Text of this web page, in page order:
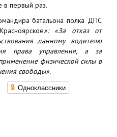
в первый раз.
батальона полка ДПС
»: «За отказ от
данному водителю
права управления, а за
физической силы в
свободы».
Одноклассники